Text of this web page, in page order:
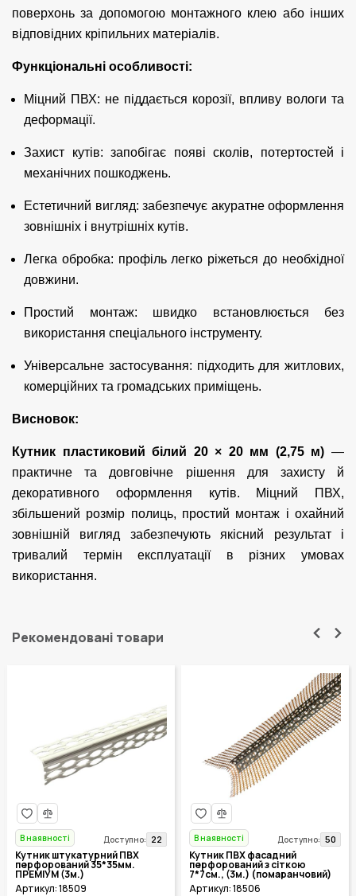
поверхонь за допомогою монтажного клею або інших
відповідних кріпильних матеріалів.
Функціональні особливості:
Міцний ПВХ: не піддається корозії, впливу вологи та
деформації.
Захист кутів: запобігає появі сколів, потертостей і
механічних пошкоджень.
Естетичний вигляд: забезпечує акуратне оформлення
зовнішніх і внутрішніх кутів.
Легка обробка: профіль легко ріжеться до необхідної
довжини.
Простий монтаж: швидко встановлюється без
використання спеціального інструменту.
Універсальне застосування: підходить для житлових,
комерційних та громадських приміщень.
Висновок:
Кутник пластиковий білий 20 × 20 мм (2,75 м) —
практичне та довговічне рішення для захисту й
декоративного оформлення кутів. Міцний ПВХ,
збільшений розмір полиць, простий монтаж і охайний
зовнішній вигляд забезпечують якісний результат і
тривалий термін експлуатації в різних умовах
використання.
Рекомендовані товари
В наявності Доступно: 22
Кутник штукатурний ПВХ
перфорований 35*35мм.
ПРЕМІУМ (3м.)
Артикул: 18509
В наявності Доступно: 50
Кутник ПВХ фасадний
перфорований з сіткою
7*7см., (3м.) (помаранчовий)
Артикул: 18506